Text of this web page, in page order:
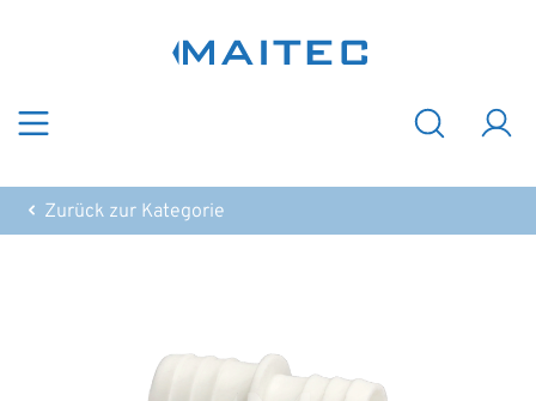
Zurück zur Kategorie